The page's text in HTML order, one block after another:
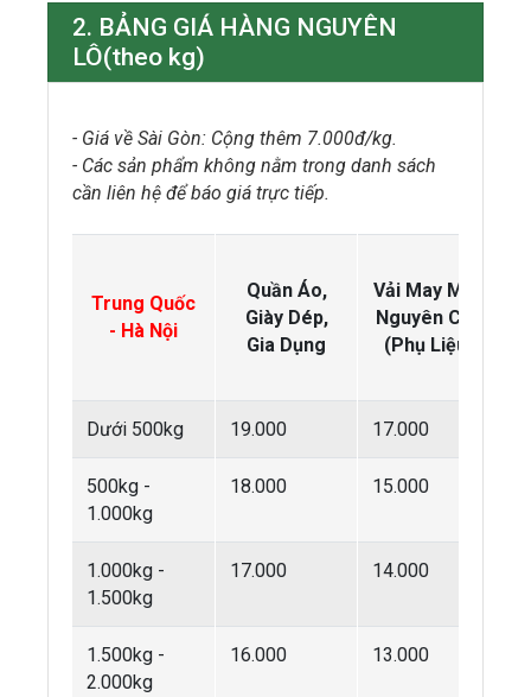
2. BẢNG GIÁ HÀNG NGUYÊN
LÔ(theo kg)
- Giá về Sài Gòn: Cộng thêm 7.000đ/kg.
- Các sản phẩm không nằm trong danh sách
cần liên hệ để báo giá trực tiếp.
Trung Quốc
- Hà Nội
Quần Áo,
Giày Dép,
Gia Dụng
Vải May Mặc
Nguyên Cây
(Phụ Liệu)
Dưới 500kg 19.000 17.000
500kg -
1.000kg
18.000 15.000
1.000kg -
1.500kg
17.000 14.000
1.500kg -
2.000kg
16.000 13.000